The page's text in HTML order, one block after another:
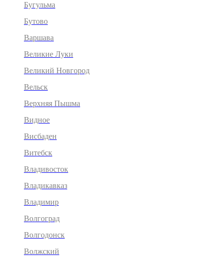
Бугульма
Бутово
Варшава
Великие Луки
Великий Новгород
Вельск
Верхняя Пышма
Видное
Висбаден
Витебск
Владивосток
Владикавказ
Владимир
Волгоград
Волгодонск
Волжский